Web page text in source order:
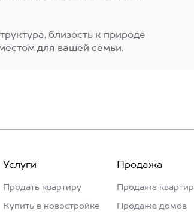
близость к природе
для вашей семьи.
Услуги
Продать квартиру
Купить в новостройке
Продажа
Продажа квартир
Продажа домов